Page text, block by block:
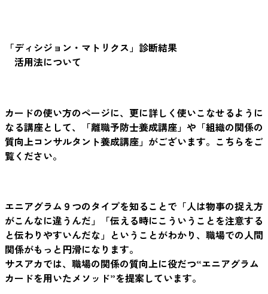
「ディシジョン・マトリクス」診断結果
活用法について
カードの使い方のページに、更に詳しく使いこなせるように
なる講座として、「離職予防士養成講座」や「組織の関係の
質向上コンサルタント養成講座」がございます。こちらをご
覧ください。
エニアグラム９つのタイプを知ることで「人は物事の捉え方
がこんなに違うんだ」「伝える時にこういうことを注意する
と伝わりやすいんだな」ということがわかり、職場での人間
関係がもっと円滑になります。
サスアカでは、職場の関係の質向上に役だつ“エニアグラム
カードを用いたメソッド”を提案しています。